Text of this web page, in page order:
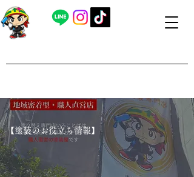
​【塗装のお役立ち情報】